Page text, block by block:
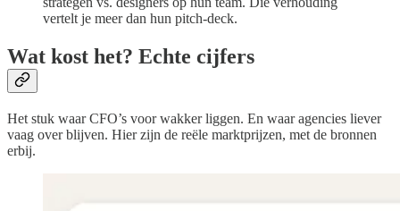
vertelt je meer dan hun pitch-deck.
Wat kost het? Echte cijfers
Het stuk waar CFO’s voor wakker liggen. En waar agencies liever
vaag over blijven. Hier zijn de reële marktprijzen, met de bronnen
erbij.